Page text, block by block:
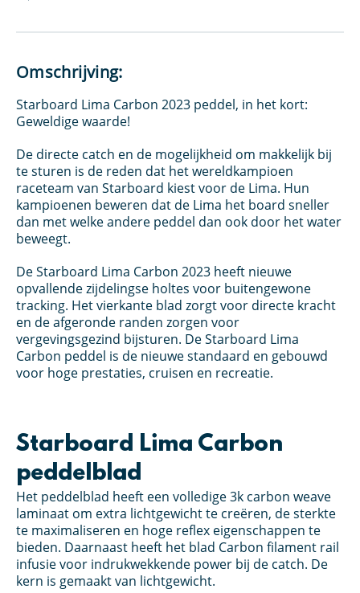
Omschrijving:
Starboard Lima Carbon 2023 peddel, in het kort:
Geweldige waarde!
De directe catch en de mogelijkheid om makkelijk bij
te sturen is de reden dat het wereldkampioen
raceteam van Starboard kiest voor de Lima. Hun
kampioenen beweren dat de Lima het board sneller
dan met welke andere peddel dan ook door het water
beweegt.
De Starboard Lima Carbon 2023 heeft nieuwe
opvallende zijdelingse holtes voor buitengewone
tracking. Het vierkante blad zorgt voor directe kracht
en de afgeronde randen zorgen voor
vergevingsgezind bijsturen. De Starboard Lima
Carbon peddel is de nieuwe standaard en gebouwd
voor hoge prestaties, cruisen en recreatie.
Starboard Lima Carbon
peddelblad
Het peddelblad heeft een volledige 3k carbon weave
laminaat om extra lichtgewicht te creëren, de sterkte
te maximaliseren en hoge reflex eigenschappen te
bieden. Daarnaast heeft het blad Carbon filament rail
infusie voor indrukwekkende power bij de catch. De
kern is gemaakt van lichtgewicht.